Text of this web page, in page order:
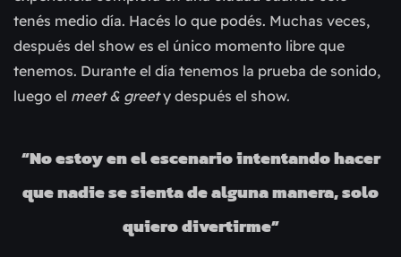
tenés medio día. Hacés lo que podés. Muchas veces,
después del show es el único momento libre que
tenemos. Durante el día tenemos la prueba de sonido,
luego el meet & greety después el show.
“No estoy en el escenario intentando hacer
que nadie se sienta de alguna manera, solo
quiero divertirme”